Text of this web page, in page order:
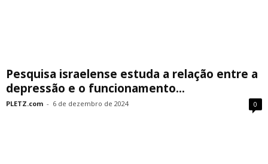
Pesquisa israelense estuda a relação entre a
depressão e o funcionamento...
PLETZ.com - 6 de dezembro de 2024 0